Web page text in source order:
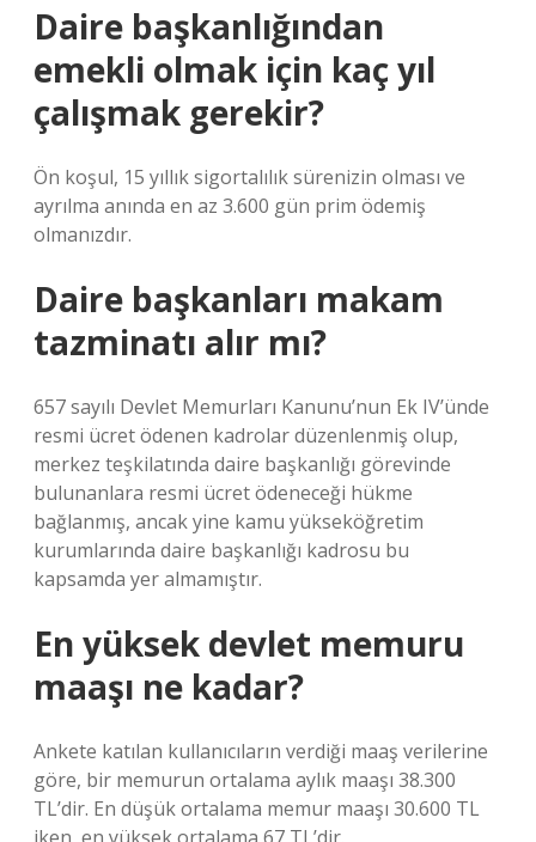
Daire başkanlığından
emekli olmak için kaç yıl
çalışmak gerekir?
Ön koşul, 15 yıllık sigortalılık sürenizin olması ve
ayrılma anında en az 3.600 gün prim ödemiş
olmanızdır.
Daire başkanları makam
tazminatı alır mı?
657 sayılı Devlet Memurları Kanunu’nun Ek IV’ünde
resmi ücret ödenen kadrolar düzenlenmiş olup,
merkez teşkilatında daire başkanlığı görevinde
bulunanlara resmi ücret ödeneceği hükme
bağlanmış, ancak yine kamu yükseköğretim
kurumlarında daire başkanlığı kadrosu bu
kapsamda yer almamıştır.
En yüksek devlet memuru
maaşı ne kadar?
Ankete katılan kullanıcıların verdiği maaş verilerine
göre, bir memurun ortalama aylık maaşı 38.300
TL’dir. En düşük ortalama memur maaşı 30.600 TL